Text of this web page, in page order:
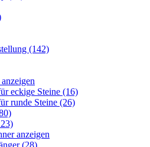
(142)
eckige Steine (16)
runde Steine (26)
anzeigen
(28)